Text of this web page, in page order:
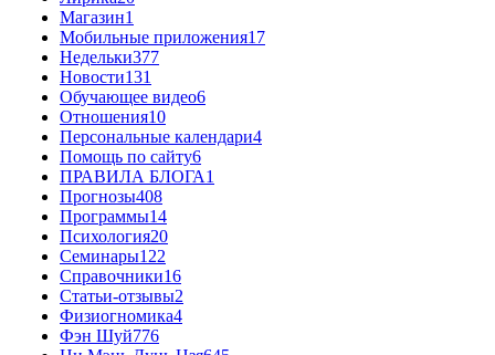
Магазин1
Мобильные приложения17
Недельки377
Новости131
Обучающее видео6
Отношения10
Персональные календари4
Помощь по сайту6
ПРАВИЛА БЛОГА1
Прогнозы408
Программы14
Психология20
Семинары122
Справочники16
Статьи-отзывы2
Физиогномика4
Фэн Шуй776